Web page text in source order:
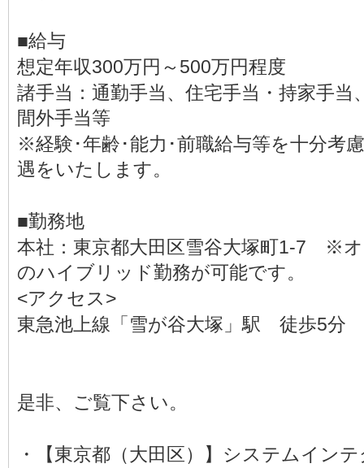
■給与
想定年収300万円～500万円程度
諸手当：通勤手当、住宅手当・持家手当
間外手当等
※経験･年齢･能力･前職給与等を十分考
遇をいたします。
■勤務地
本社：東京都大田区雪谷大塚町1-7 ※
のハイブリッド勤務が可能です。
<アクセス>
東急池上線「雪が谷大塚」駅 徒歩5分
是非、ご覧下さい。
・【東京都（大田区）】システムイ